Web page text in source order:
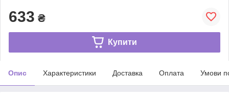
633 ₴
Купити
Опис Характеристики Доставка Оплата Умови